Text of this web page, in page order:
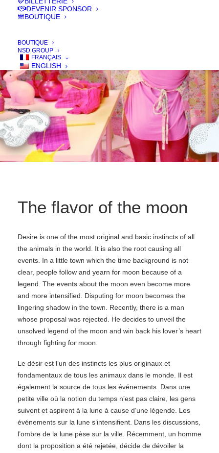
DEVENIR SPONSOR
BOUTIQUE
BOUTIQUE
NSD GROUP
FRANÇAIS
ENGLISH
IN
The flavor of the moon
Desire is one of the most original and basic instincts of all
the animals in the world. It is also the root causing all
events. In a little town which the time background is not
clear, people follow and yearn for moon because of a
legend. The events about the moon even become more
and more intensified. Disputing for moon becomes the
lingering shadow in the town. Recently, there is a man
whose proposal was rejected. He decides to unveil the
unsolved legend of the moon and win back his lover’s heart
through fighting for moon.
Le désir est l’un des instincts les plus originaux et
fondamentaux de tous les animaux dans le monde. Il est
également la source de tous les événements. Dans une
petite ville où la notion du temps n’est pas claire, les gens
suivent et aspirent à la lune à cause d’une légende. Les
événements sur la lune s’intensifient. Dans les discussions,
l’ombre de la lune pèse sur la ville. Récemment, un homme
dont la proposition a été rejetée, décide de dévoiler la